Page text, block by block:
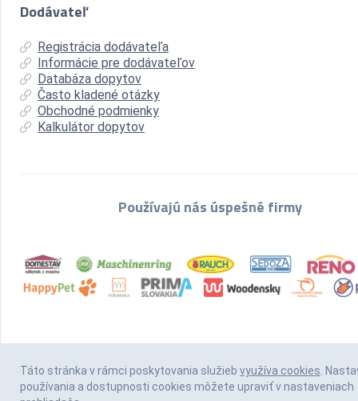
Dodávateľ
Registrácia dodávateľa
Informácie pre dodávateľov
Databáza dopytov
Často kladené otázky
Obchodné podmienky
Kalkulátor dopytov
Používajú nás úspešné firmy
Táto stránka v rámci poskytovania služieb využíva cookies.
používania a dostupnosti cookies môžete upraviť v nastaveniach